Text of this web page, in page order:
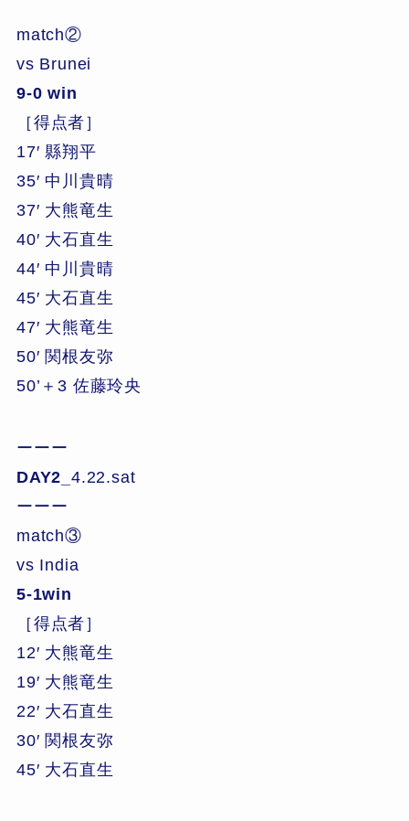
match②
vs Brunei
9-0 win
［得点者］
17′ 縣翔平
35′ 中川貴晴
37′ 大熊竜生
40′ 大石直生
44′ 中川貴晴
45′ 大石直生
47′ 大熊竜生
50′ 関根友弥
50’＋3 佐藤玲央
ーーー
DAY2_ 4.22.sat
ーーー
match③
vs India
5-1win
［得点者］
12′ 大熊竜生
19′ 大熊竜生
22′ 大石直生
30′ 関根友弥
45′ 大石直生